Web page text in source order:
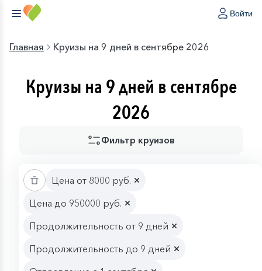
Войти
Главная Круизы на 9 дней в сентябре 2026
Круизы на 9 дней в сентябре
2026
Фильтр круизов
Цена от 8000 руб.
Цена до 950000 руб.
Продолжительность от 9 дней
Продолжительность до 9 дней